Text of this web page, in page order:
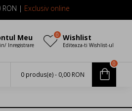
| Exclusiv online
Meu
Inregistrare
Wishlist
Editeaza-ti Wishlist-ul
0
0 produs(e) - 0,00 RON
0